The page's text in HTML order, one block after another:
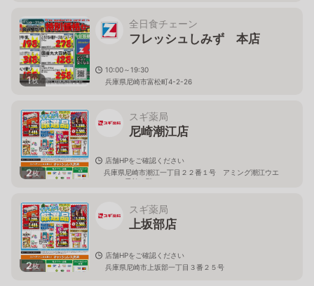
1枚
全日食チェーン
フレッシュしみず 本店
10:00～19:30
兵庫県尼崎市富松町4-2-26
2枚
スギ薬局
尼崎潮江店
店舗HPをご確認ください
兵庫県尼崎市潮江一丁目２２番１号 アミング潮江ウエ
スト１番館１階
2枚
スギ薬局
上坂部店
店舗HPをご確認ください
兵庫県尼崎市上坂部一丁目３番２５号